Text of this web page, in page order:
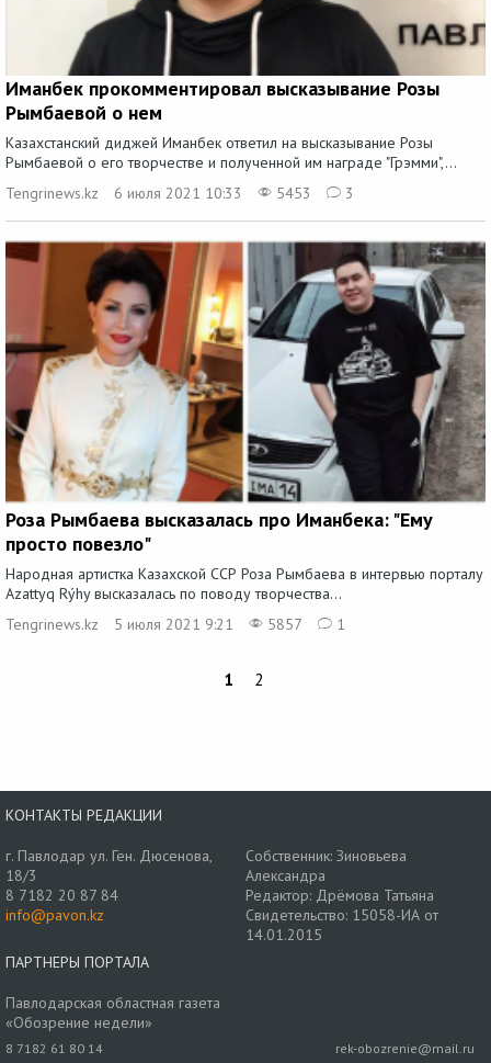
Иманбек прокомментировал высказывание Розы
Рымбаевой о нем
Казахстанский диджей Иманбек ответил на высказывание Розы
Рымбаевой о его творчестве и полученной им награде "Грэмми",...
Tengrinews.kz
6 июля 2021 10:33 5453 3
Роза Рымбаева высказалась про Иманбека: "Ему
просто повезло"
Народная артистка Казахской ССР Роза Рымбаева в интервью порталу
Azattyq Rýhy высказалась по поводу творчества...
Tengrinews.kz
5 июля 2021 9:21 5857 1
1 2
КОНТАКТЫ РЕДАКЦИИ
г. Павлодар ул. Ген. Дюсенова,
18/3
8 7182 20 87 84
info@pavon.kz
Собственник: Зиновьева
Александра
Редактор: Дрёмова Татьяна
Свидетельство: 15058-ИА от
14.01.2015
ПАРТНЕРЫ ПОРТАЛА
Павлодарская областная газета
«Обозрение недели»
8 7182 61 80 14 rek-obozrenie@mail.ru